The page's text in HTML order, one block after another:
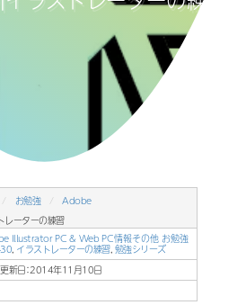
お勉強
Adobe
ーターの練習
Illustrator PC & Web PC情報その他 お勉強
, イラストレーターの練習, 勉強シリーズ
新日：2014年11月10日